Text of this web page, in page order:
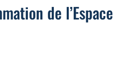
de l’Espace